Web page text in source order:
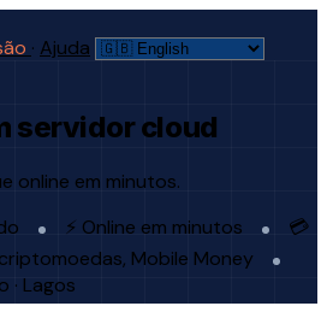
· Ajuda
servidor cloud
online em minutos.
⚡ Online em minutos
💳
Mobile Money
· Lagos